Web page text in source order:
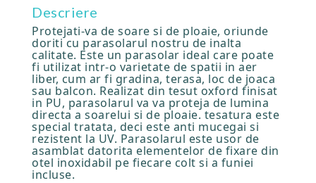
Descriere
Protejati-va de soare si de ploaie, oriunde
doriti cu parasolarul nostru de inalta
calitate. Este un parasolar ideal care poate
fi utilizat intr-o varietate de spatii in aer
liber, cum ar fi gradina, terasa, loc de joaca
sau balcon. Realizat din tesut oxford finisat
in PU, parasolarul va va proteja de lumina
directa a soarelui si de ploaie. tesatura este
special tratata, deci este anti mucegai si
rezistent la UV. Parasolarul este usor de
asamblat datorita elementelor de fixare din
otel inoxidabil pe fiecare colt si a funiei
incluse.